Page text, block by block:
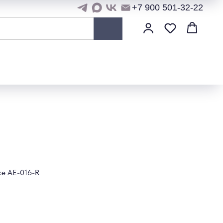
+7 900 501-32-22
AE-016-R